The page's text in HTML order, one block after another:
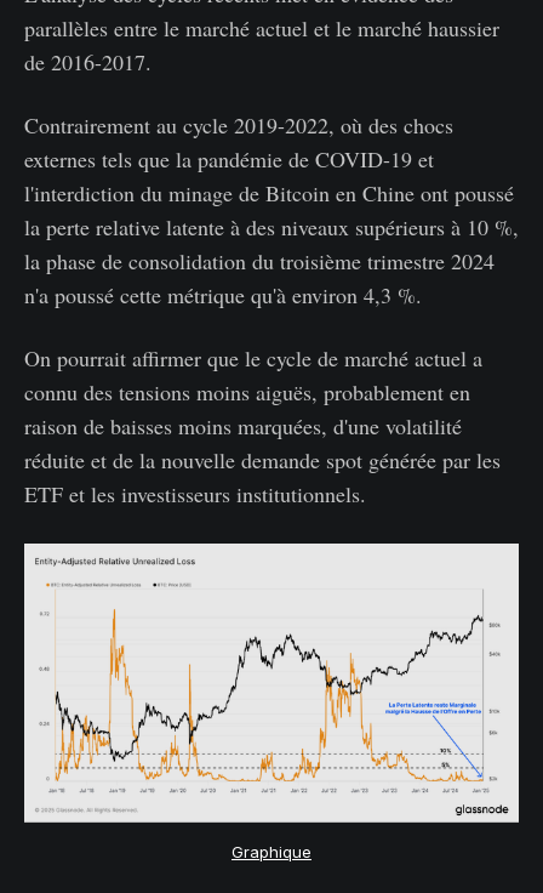
parallèles entre le marché actuel et le marché haussier
de 2016-2017.
Contrairement au cycle 2019-2022, où des chocs
externes tels que la pandémie de COVID-19 et
l'interdiction du minage de Bitcoin en Chine ont poussé
la perte relative latente à des niveaux supérieurs à 10 %,
la phase de consolidation du troisième trimestre 2024
n'a poussé cette métrique qu'à environ 4,3 %.
On pourrait affirmer que le cycle de marché actuel a
connu des tensions moins aiguës, probablement en
raison de baisses moins marquées, d'une volatilité
réduite et de la nouvelle demande spot générée par les
ETF et les investisseurs institutionnels.
Graphique